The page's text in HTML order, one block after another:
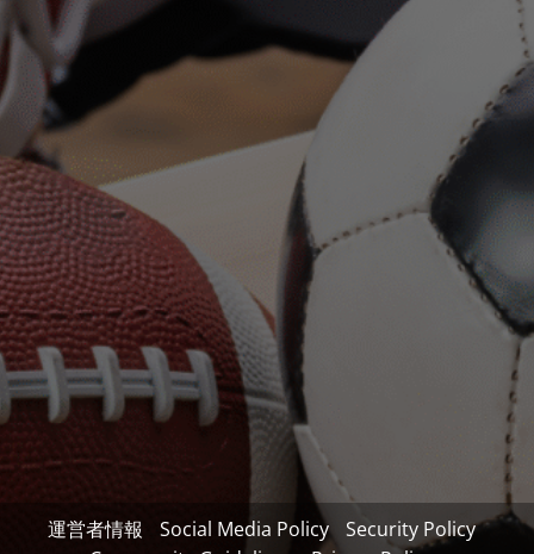
運営者情報 Social Media Policy
Security Policy